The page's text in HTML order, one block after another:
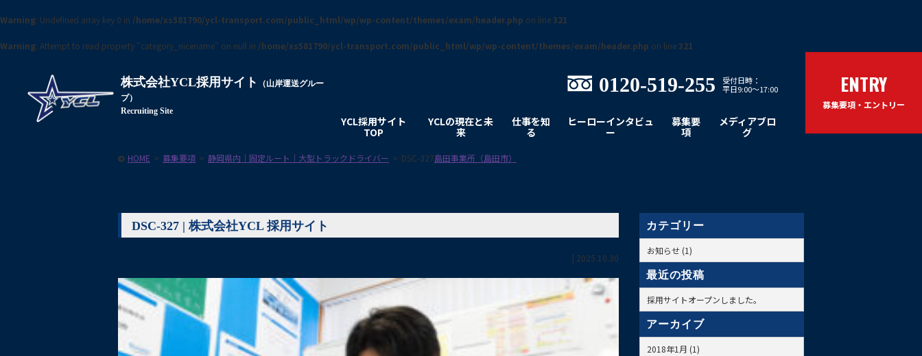
Warning: Undefined array key 0 in /home/xs581790/ycl-transport.com/public_html/wp/wp-content/themes/exam/header.php on line321
Warning: Attempt to read property "category_nicename" on null in /home/xs581790/ycl-transport.com/public_html/wp/wp-content/themes/exam/header.php on line321
株式会社YCL採用サイト
（山岸運送グルー
プ）
Recruiting Site
YCL採用サイト
TOP
YCLの現在と未
来
仕事を知
る
ヒーローインタビュ
ー
募集要
項
メディアブロ
グ
0120-519-255
受付日時：
平日9:00～17:00
ENTRY
募集要項・エントリー
HOME > 募集要項 > 島田事業所（島田市）
静岡県内｜固定ルート｜大型トラックドライバー > DSC-327
DSC-327 | 株式会社YCL 採用サイト
| 2025.10.30
カテゴリー
お知らせ (1)
最近の投稿
採用サイトオープンしました。
アーカイブ
2018年1月 (1)